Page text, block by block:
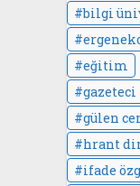
bilgi
eğitim
gazeteci
gülen
hrant
ifade